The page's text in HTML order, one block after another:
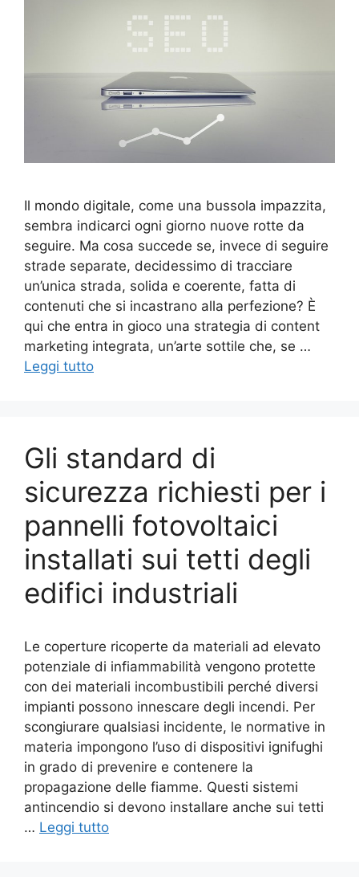
Il mondo digitale, come una bussola impazzita,
sembra indicarci ogni giorno nuove rotte da
seguire. Ma cosa succede se, invece di seguire
strade separate, decidessimo di tracciare
un’unica strada, solida e coerente, fatta di
contenuti che si incastrano alla perfezione? È
qui che entra in gioco una strategia di content
marketing integrata, un’arte sottile che, se …
Leggi tutto
Gli standard di
sicurezza richiesti per i
pannelli fotovoltaici
installati sui tetti degli
edifici industriali
Le coperture ricoperte da materiali ad elevato
potenziale di infiammabilità vengono protette
con dei materiali incombustibili perché diversi
impianti possono innescare degli incendi. Per
scongiurare qualsiasi incidente, le normative in
materia impongono l’uso di dispositivi ignifughi
in grado di prevenire e contenere la
propagazione delle fiamme. Questi sistemi
antincendio si devono installare anche sui tetti
… Leggi tutto